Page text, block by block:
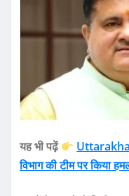
यह भी पढ़ें
विभाग की टीम पर किया